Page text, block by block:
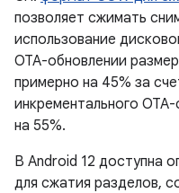
позволяет сжимать
использование
OTA-обновлении
примерно на 45% за
инкрементального
на 55%.
В Android 12 доступна
для сжатия разделов,